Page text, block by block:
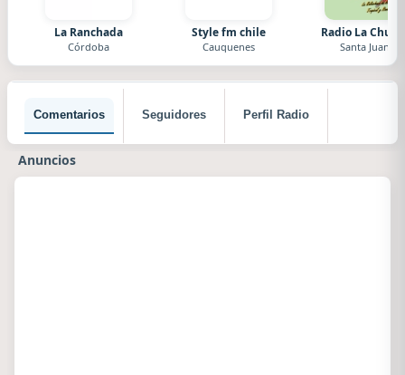
La Ranchada
Córdoba
Style fm chile
Cauquenes
Radio La
Santa Juana
Comentarios Seguidores Perfil Radio
Anuncios